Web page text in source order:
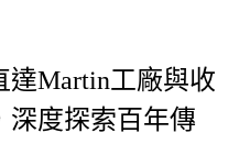
達Martin工廠與收
深度探索百年傳